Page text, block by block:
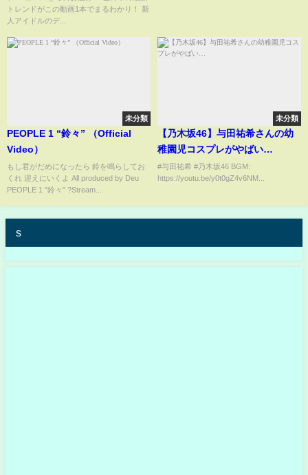
トレンドがこの動画1本でまるわかり！ 新
人アイドルのデ...
未分類
PEOPLE 1 “鈴々” （Official
Video）
もし君がだめになったら 鈴を鳴らしてお
くれ 迎えにいくよ All produced by Deu
PEOPLE 1 "鈴々" ?Stream...
未分類
【乃木坂46】与田祐希さんの幼
稚園児コスプレがやばい…
#与田祐希 #乃木坂46 BGM:
https://youtu.be/y0t0gZ4v6NM...
s